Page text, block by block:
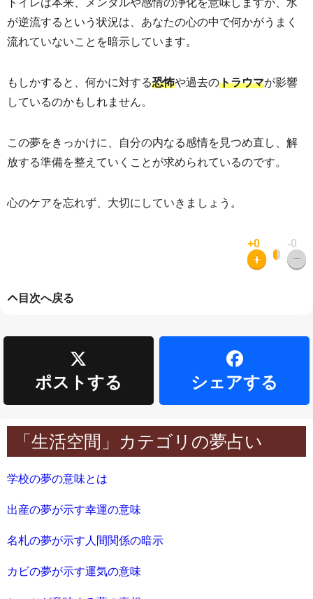
が逆流するという状況は、あなたの心の中で何かがうまく
流れていないことを暗示しています。
もしかすると、何かに対する恐怖や過去のトラウマが影響
しているのかもしれません。
この夢をきっかけに、自分の内なる感情を見つめ直し、解
放する準備を整えていくことが求められているのです。
心のケアを忘れず、大切にしていきましょう。
+0 -0
目次へ戻る
ポストする シェアする
「生活空間」カテゴリの夢占い
学校の夢の意味とは
出産の夢が示す幸運の意味
名札の夢が示す人間関係の暗示
カビの夢が示す運気の意味